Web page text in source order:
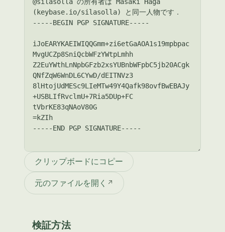
クリップボードにコピー
元のファイルを開く
検証方法